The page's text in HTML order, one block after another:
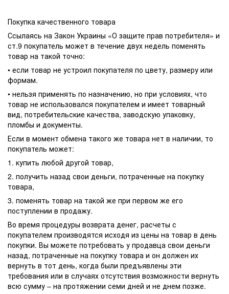
Покупка качественного товара
Ссылаясь на Закон Украины «О защите прав потребителя» и
ст.9 покупатель может в течение двух недель поменять
товар на такой точно:
• если товар не устроил покупателя по цвету, размеру или
формам.
• нельзя применять по назначению, но при условиях, что
товар не использовался покупателем и имеет товарный
вид, потребительские качества, заводскую упаковку,
пломбы и документы.
Если в момент обмена такого же товара нет в наличии, то
покупатель может:
1. купить любой другой товар,
2. получить назад свои деньги, потраченные на покупку
товара,
3. поменять товар на такой же при первом же его
поступлении в продажу.
Во время процедуры возврата денег, расчеты с
покупателем производятся исходя из цены на товар в день
покупки. Вы можете потребовать у продавца свои деньги
назад, потраченные на покупку товара и он должен их
вернуть в тот день, когда были предъявлены эти
требования или в случаях отсутствия возможности вернуть
всю сумму – на протяжении семи дней и не днем позже.